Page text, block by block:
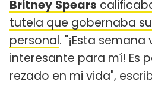
Britney Spears
tutela que gobernaba
personal. "¡Esta
interesante para mí! Es
rezado en mi vida",